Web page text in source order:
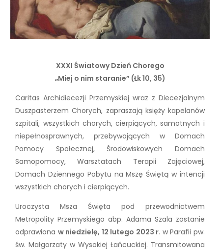
XXXI Światowy Dzień Chorego
„Miej o nim staranie” (Łk 10, 35)
Caritas Archidiecezji Przemyskiej wraz z Diecezjalnym
Duszpasterzem Chorych, zapraszają księży kapelanów
szpitali, wszystkich chorych, cierpiących, samotnych i
niepełnosprawnych, przebywających w Domach
Pomocy Społecznej, Środowiskowych Domach
Samopomocy, Warsztatach Terapii Zajęciowej,
Domach Dziennego Pobytu na Mszę Świętą w intencji
wszystkich chorych i cierpiących.
Uroczysta Msza Święta pod przewodnictwem
Metropolity Przemyskiego abp. Adama Szala zostanie
odprawiona w niedzielę, 12 lutego 2023 r. w Parafii pw.
św. Małgorzaty w Wysokiej Łańcuckiej. Transmitowana